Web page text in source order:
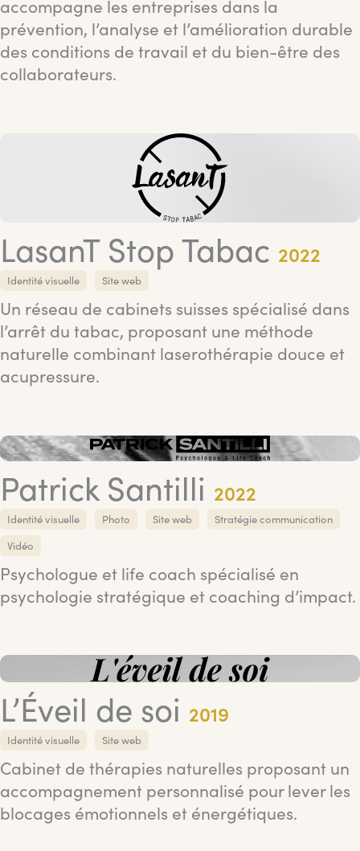
accompagne les entreprises dans la
prévention, l’analyse et l’amélioration durable
des conditions de travail et du bien-être des
collaborateurs.
LasanT Stop Tabac 2022
Identité visuelle Site web
Un réseau de cabinets suisses spécialisé dans
l’arrêt du tabac, proposant une méthode
naturelle combinant laserothérapie douce et
acupressure.
Patrick Santilli 2022
Identité visuelle Photo Site web
Stratégie communication
Vidéo
Psychologue et life coach spécialisé en
psychologie stratégique et coaching d’impact.
L’Éveil de soi 2019
Identité visuelle Site web
Cabinet de thérapies naturelles proposant un
accompagnement personnalisé pour lever les
blocages émotionnels et énergétiques.